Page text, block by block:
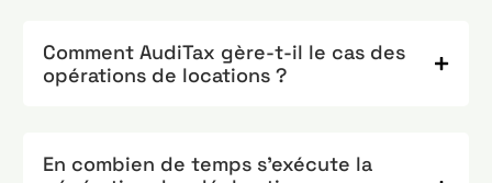
Comment AudiTax gère-t-il le cas des
opérations de locations ?
En combien de temps s’exécute la